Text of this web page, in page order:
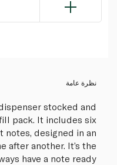
نظرة عامة
stocked and
pack. It includes six
notes, designed in an
after another. It’s the
have a note ready